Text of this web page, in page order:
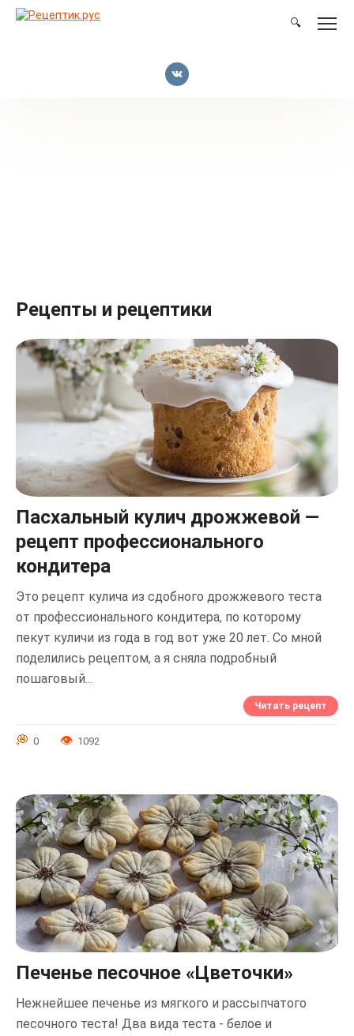
Перейти
🔍
Рецепты и рецептики
Пасхальный кулич дрожжевой —
рецепт профессионального
кондитера
Это рецепт кулича из сдобного дрожжевого теста
от профессионального кондитера, по которому
пекут куличи из года в год вот уже 20 лет. Со мной
поделились рецептом, а я сняла подробный
пошаговый...
Читать рецепт
0 1092
Печенье песочное «Цветочки»
Нежнейшее печенье из мягкого и рассыпчатого
песочного теста! Два вида теста - белое и